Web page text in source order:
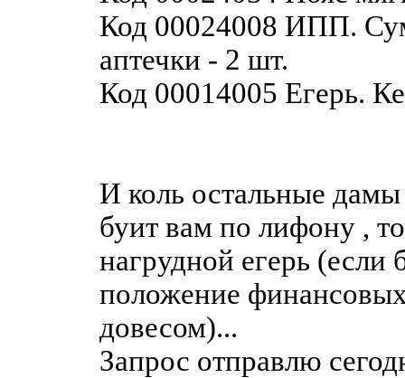
Код 00024008 ИПП.
аптечки - 2 шт.
Код 00014005 Егерь.
И коль остальные
буит вам по лифону ,
нагрудной егерь (если
положение
довесом)...
Запрос отправлю